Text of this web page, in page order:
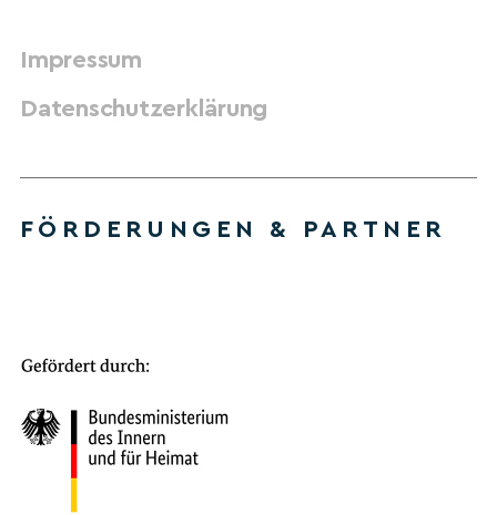
Impressum
Datenschutzerklärung
FÖRDERUNGEN & PARTNER